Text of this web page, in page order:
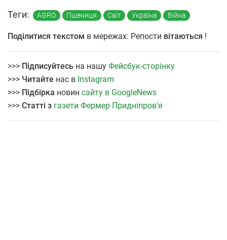
Теги: AGRO Пшениця Світ Україна Війна
Поділитися текстом в мережах: Репости вітаються !
>>> Підписуйтесь на нашу Фейсбук-сторінку
>>> Читайте нас в Instagram
>>> Підбірка новин сайту в GoogleNews
>>> Статті з газети Фермер Придніпров'я